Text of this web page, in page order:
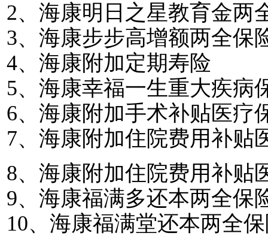
2、海康明日之星教育金两
3、海康步步高增额两全保
4、海康附加定期寿险
5、海康幸福一生重大疾病
6、海康附加手术补贴医疗
7、海康附加住院费用补贴
8、海康附加住院费用补贴
9、海康福满多还本两全保
10、海康福满堂还本两全